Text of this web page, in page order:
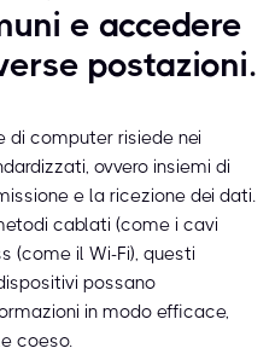
e accedere
postazioni.
di computer risiede nei
ovvero insiemi di
e la ricezione dei dati.
cablati (come i cavi
(come il Wi-Fi), questi
possano
in modo efficace,
coeso.